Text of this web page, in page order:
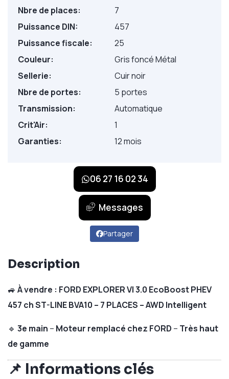
Nbre de places:
7
Puissance DIN:
457
Puissance fiscale:
25
Couleur:
Gris foncé Métal
Sellerie:
Cuir noir
Nbre de portes:
5 portes
Transmission:
Automatique
Crit'Air:
1
Garanties:
12 mois
06 27 16 02 34
Messages
Partager
Description
🚙 À vendre : FORD EXPLORER VI 3.0 EcoBoost PHEV
457 ch ST-LINE BVA10 – 7 PLACES – AWD Intelligent
🔹 3e main – Moteur remplacé chez FORD – Très haut
de gamme
📌 Informations clés